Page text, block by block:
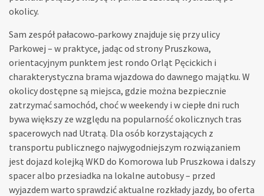
okolicy.
Sam zespół pałacowo‑parkowy znajduje się przy ulicy
Parkowej – w praktyce, jadąc od strony Pruszkowa,
orientacyjnym punktem jest rondo Orląt Pęcickich i
charakterystyczna brama wjazdowa do dawnego majątku. W
okolicy dostępne są miejsca, gdzie można bezpiecznie
zatrzymać samochód, choć w weekendy i w ciepłe dni ruch
bywa większy ze względu na popularność okolicznych tras
spacerowych nad Utratą. Dla osób korzystających z
transportu publicznego najwygodniejszym rozwiązaniem
jest dojazd kolejką WKD do Komorowa lub Pruszkowa i dalszy
spacer albo przesiadka na lokalne autobusy – przed
wyjazdem warto sprawdzić aktualne rozkłady jazdy, bo oferta